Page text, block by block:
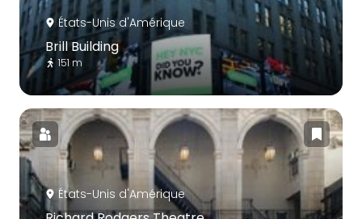
États-Unis d'Amérique
Brill Building
151 m
États-Unis d'Amérique